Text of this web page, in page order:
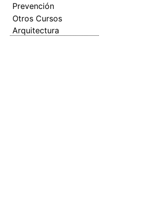
Prevención
Otros Cursos
Arquitectura